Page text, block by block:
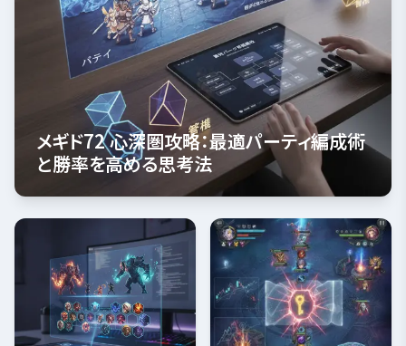
メギド72 心深圏攻略：最適パーティ編成術
と勝率を高める思考法